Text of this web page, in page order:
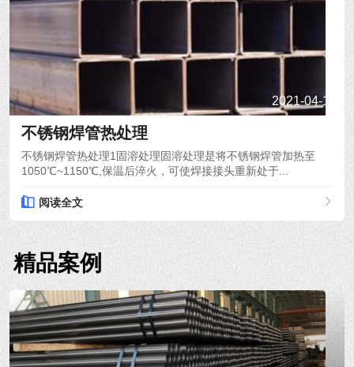
2021-04-19
不锈钢焊管热处理
不锈钢焊管热处理1固溶处理固溶处理是将不锈钢焊管加热至
1050℃~1150℃,保温后淬火，可使焊接接头重新处于...
阅读全文
精品案例